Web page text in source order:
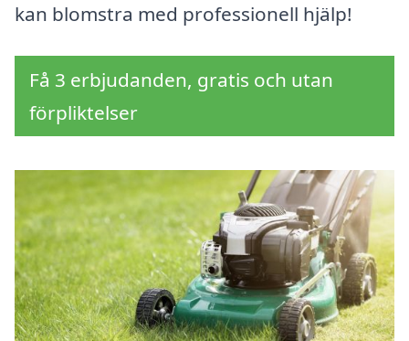
kan blomstra med professionell hjälp!
Få 3 erbjudanden, gratis och utan
förpliktelser